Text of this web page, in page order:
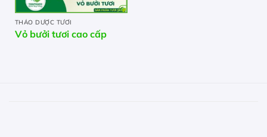
THẢO DƯỢC TƯƠI
Vỏ bưởi tươi cao cấp